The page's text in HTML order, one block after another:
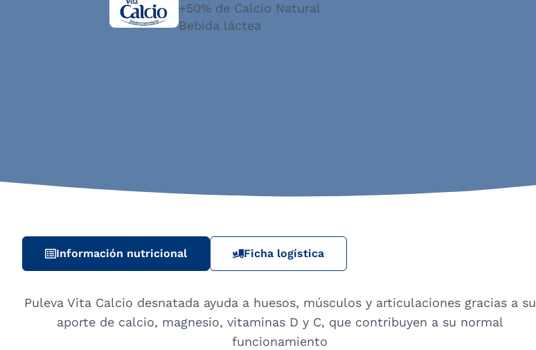
+50% de Calcio Natural
Bebida láctea
Información nutricional Ficha logística
Puleva Vita Calcio desnatada ayuda a huesos, músculos y articulaciones gracias a su
aporte de calcio, magnesio, vitaminas D y C, que contribuyen a su normal
funcionamiento